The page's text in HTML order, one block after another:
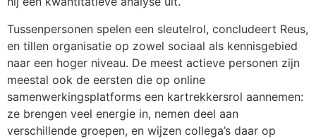
Tussenpersonen spelen een sleutelrol, concludeert Reus,
en tillen organisatie op zowel sociaal als kennisgebied
naar een hoger niveau. De meest actieve personen zijn
meestal ook de eersten die op online
samenwerkingsplatforms een kartrekkersrol aannemen:
ze brengen veel energie in, nemen deel aan
verschillende groepen, en wijzen collega’s daar op